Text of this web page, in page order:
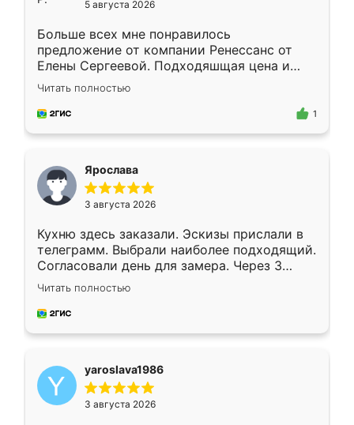
5 августа 2026
Больше всех мне понравилось
предложение от компании Ренессанс от
Елены Сергеевой. Подходяшщая цена и
короткие сроки изготовления. Приехавший
для замера сотрудник Владислав
предложил по моему эскизу самый
Читать полностью
1
Ярослава
3 августа 2026
Кухню здесь заказали. Эскизы прислали в
телеграмм. Выбрали наиболее подходящий.
Согласовали день для замера. Через 3
недели кухня была уже готова. Остались
довольны работой. Спасибо Ренессанс
мебель за качественную работу!
Читать полностью
yaroslava1986
3 августа 2026